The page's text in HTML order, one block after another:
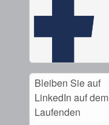
Bleiben Sie auf
LinkedIn auf dem
Laufenden